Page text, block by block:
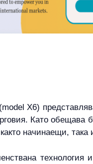
X6)
Като обещава
начинаещи, така